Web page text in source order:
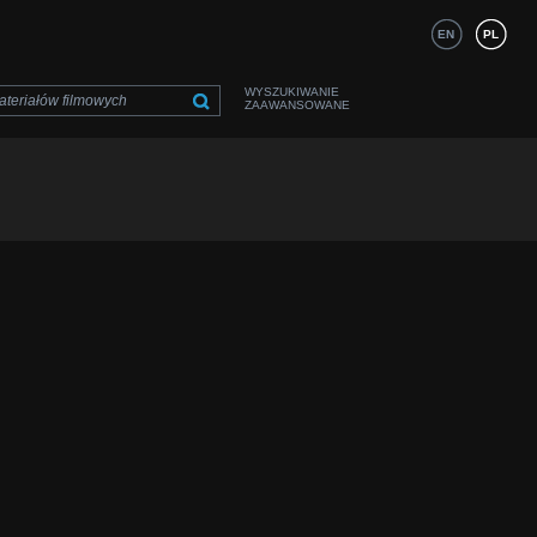
EN PL
WYSZUKIWANIE
ZAAWANSOWANE